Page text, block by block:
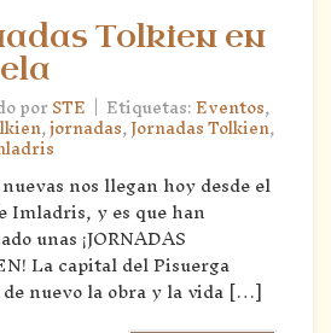
Tolkien en
porSTE | Etiquetas:Eventos,
,jornadas,Jornadas Tolkien,
nos llegan hoy desde el
Imladris, y es que han
unas ¡JORNADAS
La capital del Pisuerga
nuevo la obra y la vida […]